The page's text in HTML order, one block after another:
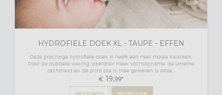
HYDROFIELE DOEK XL - TAUPE - EFFEN
Deze prachtige hydrofiele doek xl heeft een heel mooie kwaliteit.
Door de dubbele weving, daardoor meer vochtopname, de ultieme
zachtheid en de print die is mee geweven is deze...
€ 19,99*